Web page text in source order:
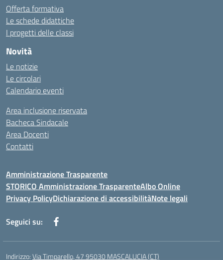
Offerta formativa
Le schede didattiche
I progetti delle classi
Novità
Le notizie
Le circolari
Calendario eventi
Area inclusione riservata
Bacheca Sindacale
Area Docenti
Contatti
Amministrazione Trasparente
STORICO Amministrazione TrasparenteAlbo Online
Privacy PolicyDichiarazione di accessibilitàNote legali
Seguici su:
Indirizzo:Via Timparello, 47 95030 MASCALUCIA (CT)